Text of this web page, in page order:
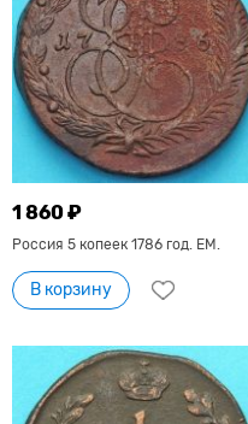
1 860 ₽
Россия 5 копеек 1786 год. ЕМ.
В корзину